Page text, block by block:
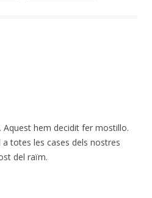
Aquest hem decidit fer mostillo.
totes les cases dels nostres
del raïm.